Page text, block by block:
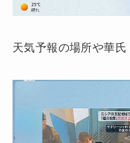
天気予報の場所や華氏